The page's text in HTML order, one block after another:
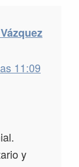
11:09
y